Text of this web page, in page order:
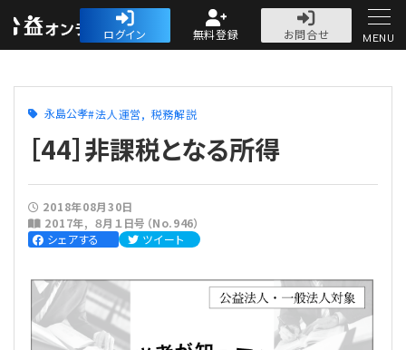
公益・一般法人オ
ログイン 無料登録
お問合せ
人気記事
法人運営
会計・税務
MENU
永島公孝 法人運営 税務解説
［44］非課税となる所得
2018年08月30日
2017年
８月１日号（No.946）
シェアする
ツイート